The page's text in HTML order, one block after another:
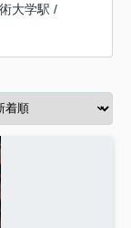
大学駅 /